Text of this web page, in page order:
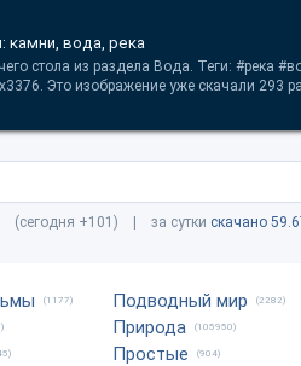
камни, вода, река
стола из раздела Вода. Теги: #река
Это изображение уже скачали 293
(сегодня +101) | за сутки скачано
(1177) Подводный мир (2282)
Природа (105950)
Простые (904)